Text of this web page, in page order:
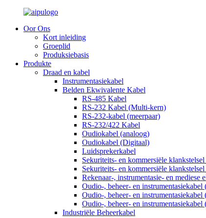
Oor Ons
Kort inleiding
Groeplid
Produksiebasis
Produkte
Draad en kabel
Instrumentasiekabel
Belden Ekwivalente Kabel
RS-485 Kabel
RS-232 Kabel (Multi-kern)
RS-232-kabel (meerpaar)
RS-232/422 Kabel
Oudiokabel (analoog)
Oudiokabel (Digitaal)
Luidsprekerkabel
Sekuriteits- en kommersiële
Sekuriteits- en kommersiële
Rekenaar-, instrumentasie- en mediese
Oudio-, beheer- en instrumentasiekabel
Oudio-, beheer- en instrumentasiekabel
Oudio-, beheer- en instrumentasiekabel
Industriële Beheerkabel